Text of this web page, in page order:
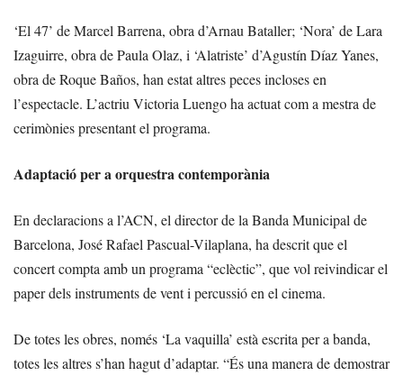
‘El 47’ de Marcel Barrena, obra d’Arnau Bataller; ‘Nora’ de Lara
Izaguirre, obra de Paula Olaz, i ‘Alatriste’ d’Agustín Díaz Yanes,
obra de Roque Baños, han estat altres peces incloses en
l’espectacle. L’actriu Victoria Luengo ha actuat com a mestra de
cerimònies presentant el programa.
Adaptació per a orquestra contemporània
En declaracions a l’ACN, el director de la Banda Municipal de
Barcelona, José Rafael Pascual-Vilaplana, ha descrit que el
concert compta amb un programa “eclèctic”, que vol reivindicar el
paper dels instruments de vent i percussió en el cinema.
De totes les obres, només ‘La vaquilla’ està escrita per a banda,
totes les altres s’han hagut d’adaptar. “És una manera de demostrar